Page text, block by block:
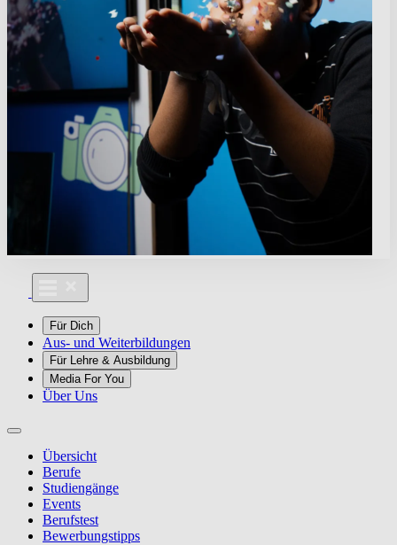
Für Dich
Aus- und Weiterbildungen
Für Lehre & Ausbildung
Media For You
Über Uns
Übersicht
Berufe
Studiengänge
Events
Berufstest
Bewerbungstipps